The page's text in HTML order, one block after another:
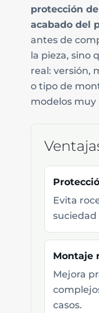
protección
acabado del
antes de
la pieza, sino
real: versión,
o tipo de
modelos muy
Evita
suciedad
Montaje
Mejora
casos.